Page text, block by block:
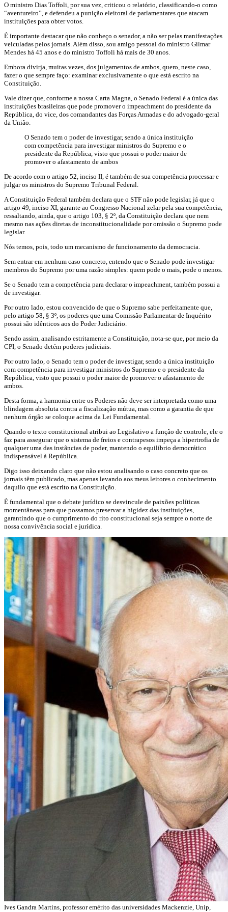
O ministro Dias Toffoli, por sua vez, criticou o relatório, classificando-o como
“aventureiro”, e defendeu a punição eleitoral de parlamentares que atacam
instituições para obter votos.
É importante destacar que não conheço o senador, a não ser pelas manifestações
veiculadas pelos jornais. Além disso, sou amigo pessoal do ministro Gilmar
Mendes há 45 anos e do ministro Toffoli há mais de 30 anos.
Embora divirja, muitas vezes, dos julgamentos de ambos, quero, neste caso,
fazer o que sempre faço: examinar exclusivamente o que está escrito na
Constituição.
Vale dizer que, conforme a nossa Carta Magna, o Senado Federal é a única das
instituições brasileiras que pode promover o impeachment do presidente da
República, do vice, dos comandantes das Forças Armadas e do advogado-geral
da União.
O Senado tem o poder de investigar, sendo a única instituição
com competência para investigar ministros do Supremo e o
presidente da República, visto que possui o poder maior de
promover o afastamento de ambos
De acordo com o artigo 52, inciso II, é também de sua competência processar e
julgar os ministros do Supremo Tribunal Federal.
A Constituição Federal também declara que o STF não pode legislar, já que o
artigo 49, inciso XI, garante ao Congresso Nacional zelar pela sua competência,
ressaltando, ainda, que o artigo 103, § 2º, da Constituição declara que nem
mesmo nas ações diretas de inconstitucionalidade por omissão o Supremo pode
legislar.
Nós temos, pois, todo um mecanismo de funcionamento da democracia.
Sem entrar em nenhum caso concreto, entendo que o Senado pode investigar
membros do Supremo por uma razão simples: quem pode o mais, pode o menos.
Se o Senado tem a competência para declarar o impeachment, também possui a
de investigar.
Por outro lado, estou convencido de que o Supremo sabe perfeitamente que,
pelo artigo 58, § 3º, os poderes que uma Comissão Parlamentar de Inquérito
possui são idênticos aos do Poder Judiciário.
Sendo assim, analisando estritamente a Constituição, nota-se que, por meio da
CPI, o Senado detém poderes judiciais.
Por outro lado, o Senado tem o poder de investigar, sendo a única instituição
com competência para investigar ministros do Supremo e o presidente da
República, visto que possui o poder maior de promover o afastamento de
ambos.
Desta forma, a harmonia entre os Poderes não deve ser interpretada como uma
blindagem absoluta contra a fiscalização mútua, mas como a garantia de que
nenhum órgão se coloque acima da Lei Fundamental.
Quando o texto constitucional atribui ao Legislativo a função de controle, ele o
faz para assegurar que o sistema de freios e contrapesos impeça a hipertrofia de
qualquer uma das instâncias de poder, mantendo o equilíbrio democrático
indispensável à República.
Digo isso deixando claro que não estou analisando o caso concreto que os
jornais têm publicado, mas apenas levando aos meus leitores o conhecimento
daquilo que está escrito na Constituição.
É fundamental que o debate jurídico se desvincule de paixões políticas
momentâneas para que possamos preservar a higidez das instituições,
garantindo que o cumprimento do rito constitucional seja sempre o norte de
nossa convivência social e jurídica.
Ives Gandra Martins, professor emérito das universidades Mackenzie, Unip,